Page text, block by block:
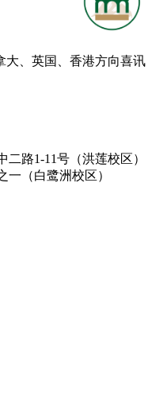
大、英国、香港方向喜讯
路1-11号（洪莲校区）
一（白鹭洲校区）